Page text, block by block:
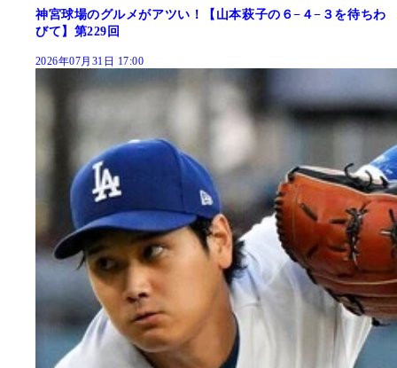
神宮球場のグルメがアツい！【山本萩子の６−４−３を待ちわ
びて】第229回
2026年07月31日 17:00